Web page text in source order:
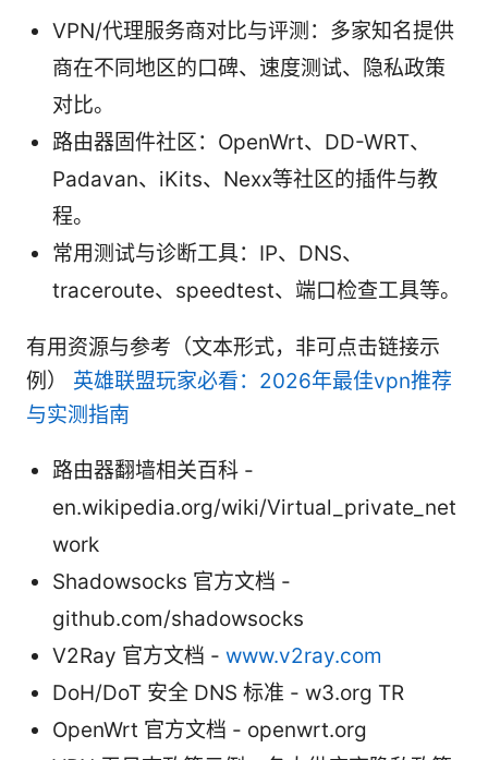
VPN/代理服务商对比与评测：多家知名提供
商在不同地区的口碑、速度测试、隐私政策
对比。
路由器固件社区：OpenWrt、DD-WRT、
Padavan、iKits、Nexx等社区的插件与教
程。
常用测试与诊断工具：IP、DNS、
traceroute、speedtest、端口检查工具等。
有用资源与参考（文本形式，非可点击链接示
例） 英雄联盟玩家必看：2026年最佳vpn推荐
与实测指南
路由器翻墙相关百科 -
en.wikipedia.org/wiki/Virtual_private_net
work
Shadowsocks 官方文档 -
github.com/shadowsocks
V2Ray 官方文档 - www.v2ray.com
DoH/DoT 安全 DNS 标准 - w3.org TR
OpenWrt 官方文档 - openwrt.org